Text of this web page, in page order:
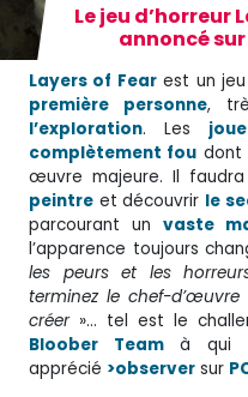
Le jeu d’horreur
annoncé
Layers of Fearest un jeu
première personne,
l’exploration. Les
complètement fou dont
œuvre majeure. Il faudra
peintre et découvrir le
parcourant unvaste
l’apparence toujours
les peurs et les
terminez le chef-
créer »… tel est le
Bloober Teamà qui
apprécié >observer sur